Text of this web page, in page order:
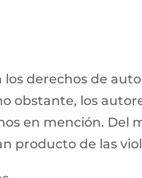
los derechos de
obstante, los
en mención. Del
producto de las